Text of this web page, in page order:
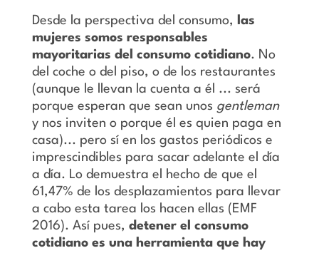
Desde la perspectiva del consumo,
las
mujeres somos responsables
mayoritarias del consumo cotidiano. No
del coche o del piso, o de los restaurantes
(aunque le llevan la cuenta a él ... será
porque esperan que sean unos gentleman
y nos inviten o porque él es quien paga en
casa)... pero sí en los gastos periódicos e
imprescindibles para sacar adelante el día
a día. Lo demuestra el hecho de que el
61,47% de los desplazamientos para llevar
a cabo esta tarea los hacen ellas (EMF
2016). Así pues, detener el consumo
cotidiano es una herramienta que hay